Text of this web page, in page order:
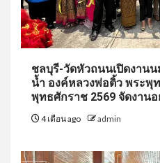
ชลบุรี-วัดหัวถนนเปิดงาน
น้ำ องค์หลวงพ่อติ้ว พระพุ
พุทธศักราช 2569 จัดงาน
4 เดือน ago admin